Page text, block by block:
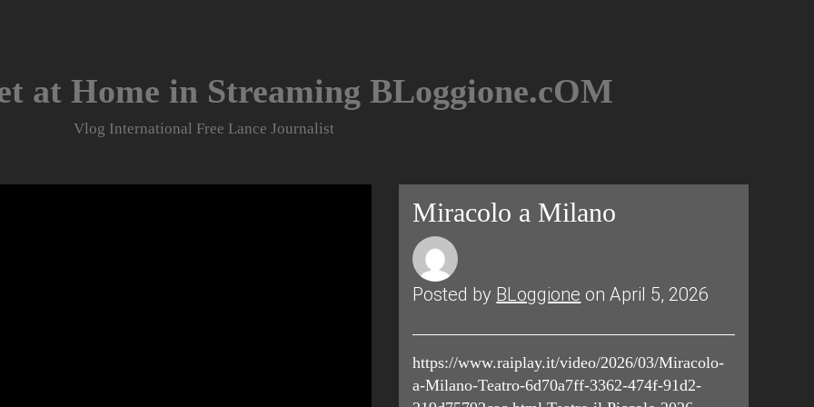
at Home in Streaming BLoggione.cOM
Vlog International Free Lance Journalist
Miracolo a Milano
Posted by BLoggione on April 5, 2026
https://www.raiplay.it/video/2026/03/Miracolo-
a-Milano-Teatro-6d70a7ff-3362-474f-91d2-